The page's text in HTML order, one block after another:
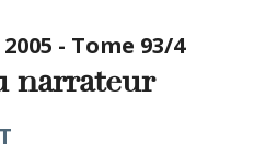
- Tome 93/4
narrateur